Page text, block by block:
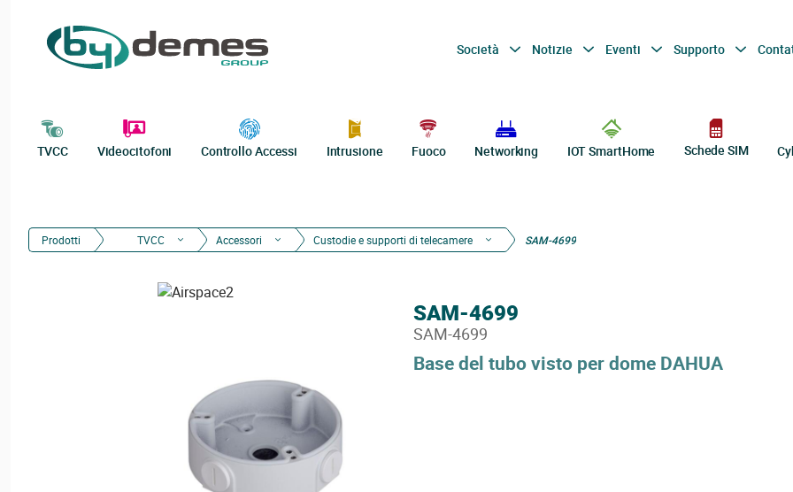
Società Notizie Eventi Supporto
TVCC Videocitofoni Controllo Accessi Intrusione Fuoco Networking IOT SmartHome Schede SIM
Prodotti TVCC Accessori Custodie e supporti di telecamere SAM-4699
Base del tubo visto per dome DAHUA
SAM-4699
SAM-4699